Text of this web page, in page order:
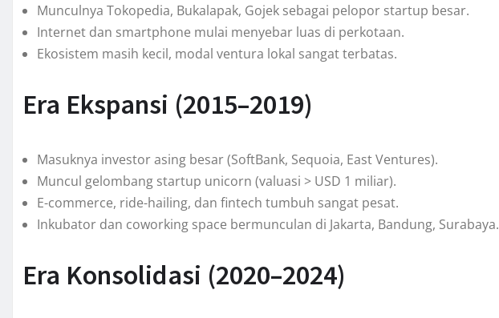
Munculnya Tokopedia, Bukalapak, Gojek sebagai pelopor startup besar.
Internet dan smartphone mulai menyebar luas di perkotaan.
Ekosistem masih kecil, modal ventura lokal sangat terbatas.
Era Ekspansi (2015–2019)
Masuknya investor asing besar (SoftBank, Sequoia, East Ventures).
Muncul gelombang startup unicorn (valuasi > USD 1 miliar).
E-commerce, ride-hailing, dan fintech tumbuh sangat pesat.
Inkubator dan coworking space bermunculan di Jakarta, Bandung, Surabaya.
Era Konsolidasi (2020–2024)